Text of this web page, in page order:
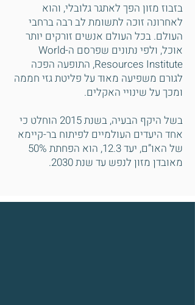
בזבוז מזון הפך לאתגר גלובלי, והוא
לאחרונה זוכה לתשומת לב רבה ברחבי
העולם. בכל העולם אנשים זורקים יותר
אוכל, ולפי נתונים שפרסם ה-World
Resources Institute, התופעה הפכה
לגורם משפיעה מאוד על פליטת גזי חממה
ומכך על שינויי האקלים.
בשל היקף הבעיה, בשנת 2015 הוחלט כי
אחד היעדים העולמיים לפיתוח בר-קיימא
של האו”ם, יעד 12.3, הוא הפחתת 50%
מאובדן מזון לנפש עד שנת 2030.